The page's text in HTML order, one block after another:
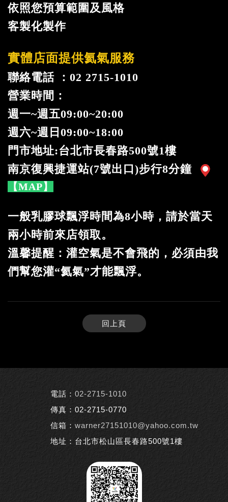
依照您預算範圍及風格
客製化製作
實體店面提供氦氣服務
聯絡電話 ：02 2715-1010
營業時間：
週一~週五09:00~20:00
週六~週日09:00~18:00
門市地址:台北市長春路500號1樓
南京復興捷運站(7號出口)步行8分鐘
【MAP】
一般乳膠球飄浮時間為8小時，請於當天
兩小時前來店領取。
溫馨提醒：灌空氣是不會飛的，必須由我
們幫您灌“氦氣”才能飄浮。
回上頁
電話： 02-2715-1010
傳真：02-2715-0770
信箱： warner27151010@yahoo.com.tw
地址：台北市松山區長春路500號1樓